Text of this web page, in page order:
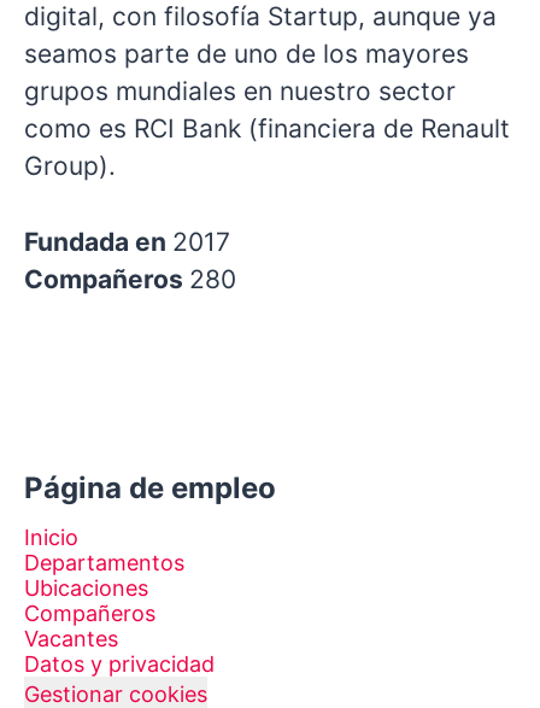
digital, con filosofía Startup, aunque ya
seamos parte de uno de los mayores
grupos mundiales en nuestro sector
como es RCI Bank (financiera de Renault
Group).
Fundada en 2017
Compañeros 280
Página de empleo
Inicio
Departamentos
Ubicaciones
Compañeros
Vacantes
Datos y privacidad
Gestionar cookies